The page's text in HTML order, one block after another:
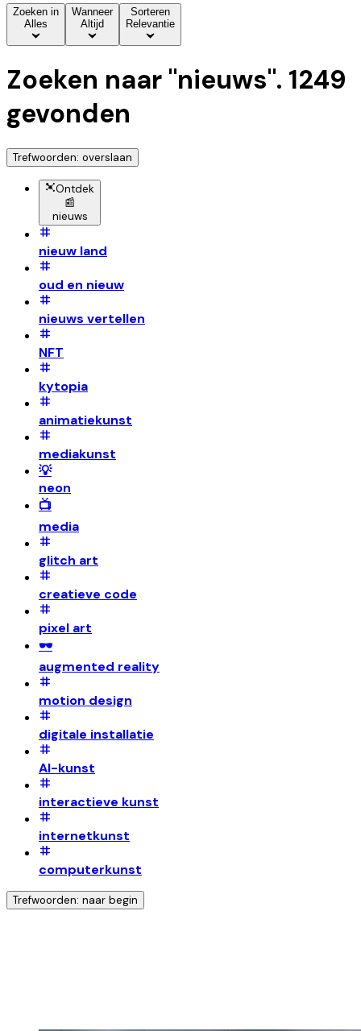
Zoeken in
Alles
Wanneer
Altijd
Sorteren
Relevantie
Zoeken naar "nieuws". 1249
gevonden
Trefwoorden: overslaan
Ontdek
📰
nieuws
nieuw land
oud en nieuw
nieuws vertellen
NFT
kytopia
animatiekunst
mediakunst
💡
neon
📺
media
glitch art
creatieve code
pixel art
🕶️
augmented reality
motion design
digitale installatie
AI-kunst
interactieve kunst
internetkunst
computerkunst
Trefwoorden: naar begin